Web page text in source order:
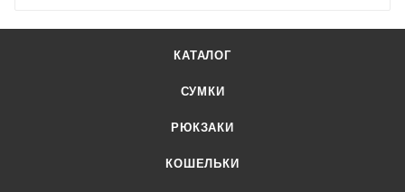
КАТАЛОГ
СУМКИ
РЮКЗАКИ
КОШЕЛЬКИ